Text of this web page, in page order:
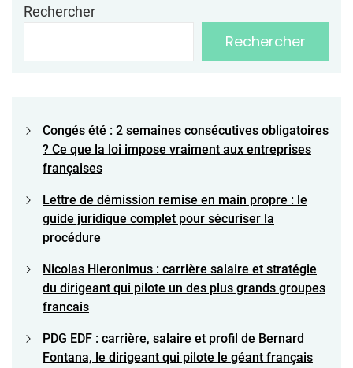
Rechercher
Rechercher
Congés été : 2 semaines consécutives obligatoires
? Ce que la loi impose vraiment aux entreprises
françaises
Lettre de démission remise en main propre : le
guide juridique complet pour sécuriser la
procédure
Nicolas Hieronimus : carrière salaire et stratégie
du dirigeant qui pilote un des plus grands groupes
francais
PDG EDF : carrière, salaire et profil de Bernard
Fontana, le dirigeant qui pilote le géant français